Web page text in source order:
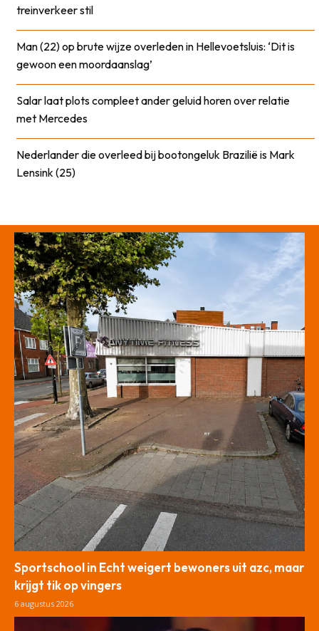
treinverkeer stil
Man (22) op brute wijze overleden in Hellevoetsluis: ‘Dit is
gewoon een moordaanslag’
Salar laat plots compleet ander geluid horen over relatie
met Mercedes
Nederlander die overleed bij bootongeluk Brazilië is Mark
Lensink (25)
Sportschool in Echt weigert bewoners uit azc, maar
krijgt tik op vingers
6 augustus 2026